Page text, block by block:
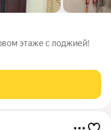
этаже с лоджией!